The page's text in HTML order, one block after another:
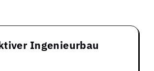
Ingenieurbau